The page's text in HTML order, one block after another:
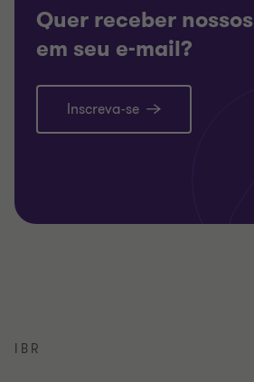
Quer receber nossos
em seu e-mail?
Inscreva-se
IBR